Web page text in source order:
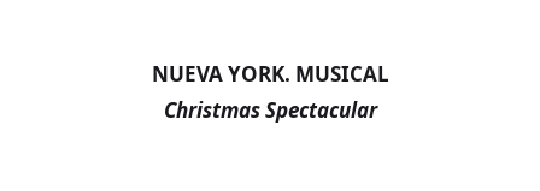
NUEVA YORK. MUSICAL
Christmas Spectacular